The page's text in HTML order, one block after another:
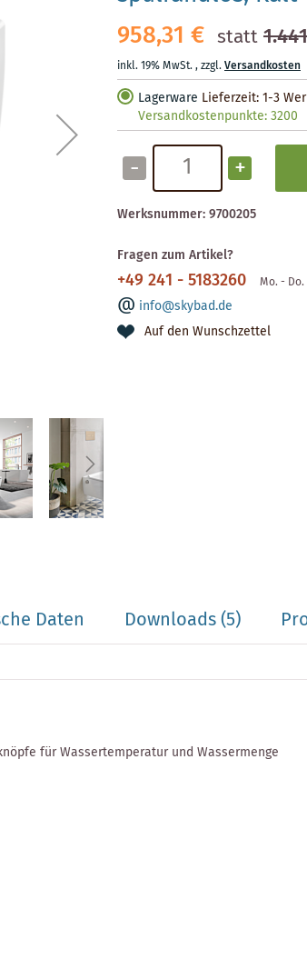
958,31 € statt
inkl. 19% MwSt.,zzgl.Versandkosten
Lagerware Lieferzeit: 1-3
Versandkostenpunkte:3200
- +
Werksnummer:9700205
Fragen zum Artikel?
+49 241 - 5183260 Mo. -
info@skybad.de
Auf den Wunschzettel
Daten Downloads (5)
für Wassertemperatur und Wassermenge